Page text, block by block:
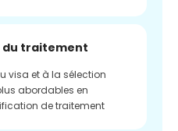
du traitement
visa et à la sélection
abordables en
de traitement